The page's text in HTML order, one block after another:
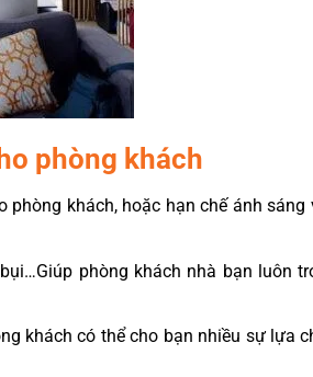
phòng khách
khách, hoặc hạn chế ánh sáng
phòng khách nhà bạn luôn
khách có thể cho bạn nhiều sự lựa